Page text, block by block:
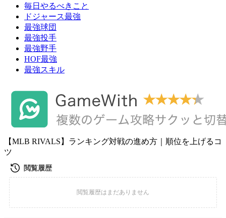
毎日やるべきこと
ドジャース最強
最強球団
最強投手
最強野手
HOF最強
最強スキル
【MLB RIVALS】ランキング対戦の進め方｜順位を上げるコ
ツ